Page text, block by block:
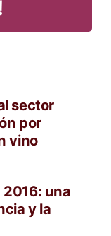
2016: una
y la
sector
por
vino